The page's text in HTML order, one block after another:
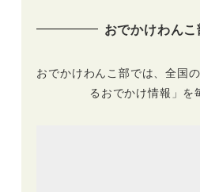
おでかけわんこ
おでかけわんこ部では、全国
るおでかけ情報」を